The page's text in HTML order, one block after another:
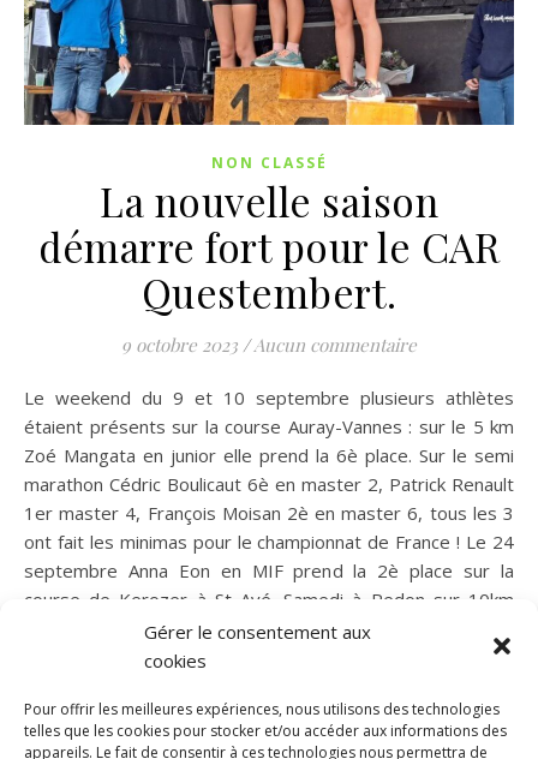
Gérer le consentement aux
cookies
Pour offrir les meilleures expériences, nous utilisons des technologies
telles que les cookies pour stocker et/ou accéder aux informations des
appareils. Le fait de consentir à ces technologies nous permettra de
NON CLASSÉ
La nouvelle saison
démarre fort pour le CAR
Questembert.
9 octobre 2023 /Aucun commentaire
Le weekend du 9 et 10 septembre plusieurs athlètes
étaient présents sur la course Auray-Vannes : sur le 5 km
Zoé Mangata en junior elle prend la 6è place. Sur le semi
marathon Cédric Boulicaut 6è en master 2, Patrick Renault
1er master 4, François Moisan 2è en master 6, tous les 3
ont fait les minimas pour le championnat de France ! Le 24
septembre Anna Eon en MIF prend la 2è place sur la
course de Kerozer à St Avé. Samedi à Redon sur 10km
François Moisan 1er M6, Patrick Renault 1er M4, Kevin Le
Menach 6è de la course. Également samedi sur la piste de